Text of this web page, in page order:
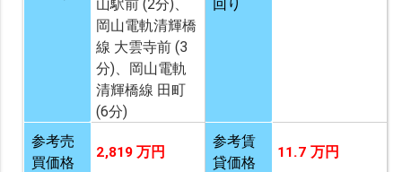
岡山電軌清輝橋
線 大雲寺前 (3
分)、岡山電軌
清輝橋線 田町
(6分)
参考売
買価格
2,819 万円
参考賃
貸価格
11.7 万円